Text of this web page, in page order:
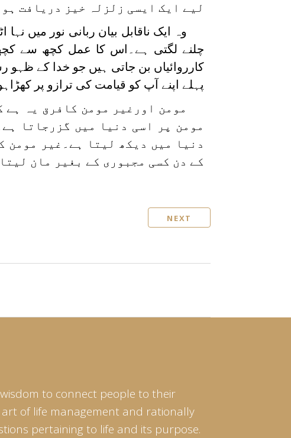
لیے ایک ایسی زلزلہ خیز دریافت
وہ ایک ناقابل بیان ربانی نور میں
چلنے لگتی ہے۔اس کا عمل کچھ سے کچھ
کارروائیاں بن جاتی ہیں جو خدا کے
پہلے اپنے آپ کو قیامت کی ترازو پر
مومن اورغیر مومن کافرق یہ ہے
مومن پر اسی دنیا میں گزرجاتا
دنیا میں دیکھ لیتا ہے۔غیر مومن
کے دن کسی مجبوری کے بغیر مان
NEXT
to connect people to their
of life management and rationally
pertaining to life and its purpose.